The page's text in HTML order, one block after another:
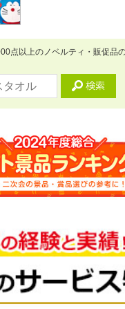
点以上のノベルティ・販促品